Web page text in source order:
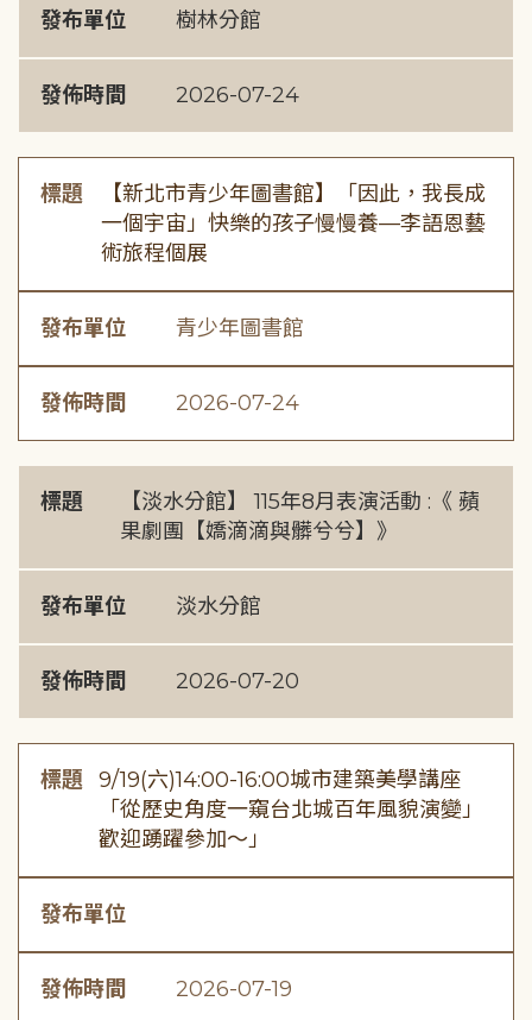
發布單位 樹林分館
發佈時間 2026-07-24
標題
【新北市青少年圖書館】「因此，我長成
一個宇宙」快樂的孩子慢慢養—李語恩藝
術旅程個展
發布單位 青少年圖書館
發佈時間 2026-07-24
標題
【淡水分館】 115年8月表演活動 :《 蘋
果劇團【嬌滴滴與髒兮兮】》
發布單位 淡水分館
發佈時間 2026-07-20
標題 9/19(六)14:00-16:00城市建築美學講座
「從歷史角度一窺台北城百年風貌演變」
歡迎踴躍參加～」
發布單位
發佈時間 2026-07-19